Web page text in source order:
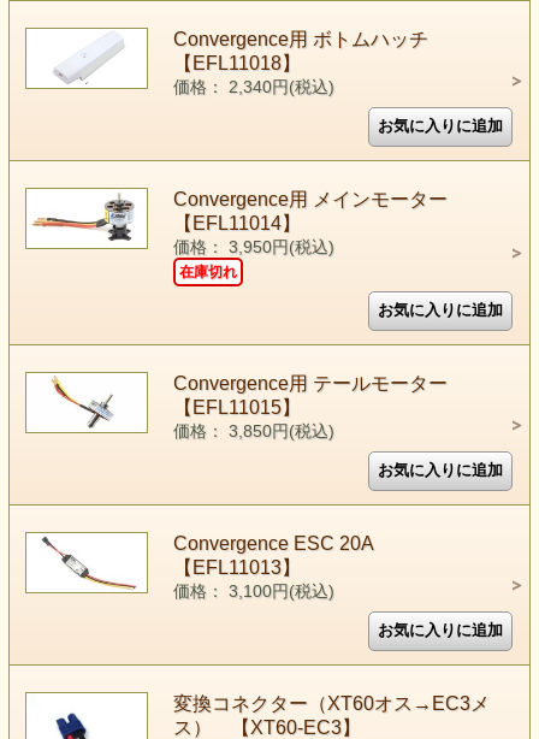
Convergence用 ボトムハッチ
【EFL11018】
価格： 2,340円(税込)
Convergence用 メインモーター
【EFL11014】
価格： 3,950円(税込)
在庫切れ
Convergence用 テールモーター
【EFL11015】
価格： 3,850円(税込)
Convergence ESC 20A
【EFL11013】
価格： 3,100円(税込)
変換コネクター（XT60オス→EC3メ
ス） 【XT60-EC3】